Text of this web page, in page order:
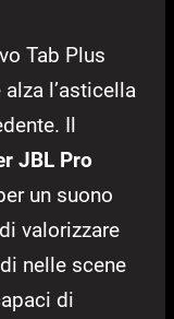
Tab Plus
l’asticella
Il
JBL Pro
un suono
valorizzare
nelle scene
di